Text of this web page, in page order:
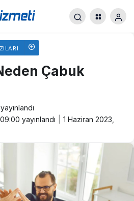
Çabuk
yayınlandı
1 Haziran 2023,